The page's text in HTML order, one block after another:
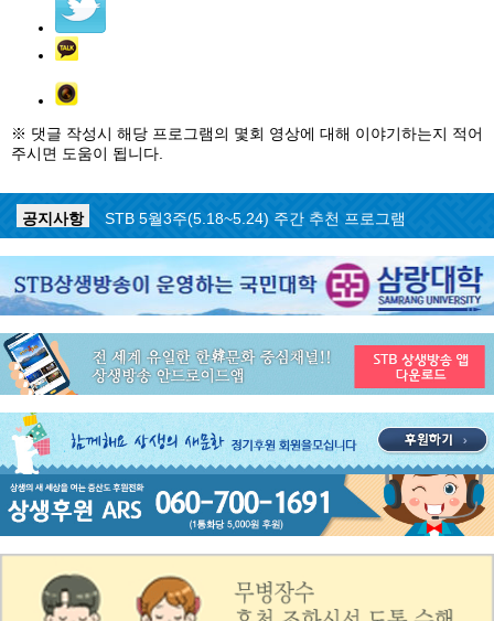
※ 댓글 작성시 해당 프로그램의 몇회 영상에 대해 이야기하는지 적어
주시면 도움이 됩니다.
공지사항 ON AIR 서비스 장애 복구 안내
공지사항
STB 5월4주(5.25~5.31) 주간 추천 프로그램
공지사항
STB 5월3주(5.18~5.24) 주간 추천 프로그램
공지사항
STB 4월마지막주(4.27~5.3) 주간 추천 프로그램
STB 4월4주(4.20~4.26) 주간 추천 프로그램
공지사항
STB 4월2주(4.6~4.12) 주간 추천 프로그램
공지사항
STB 4월1주(3.30~4.5) 주간 추천 프로그램
공지사항
STB 3월4주(3.23~3.29) 주간 추천 프로그램